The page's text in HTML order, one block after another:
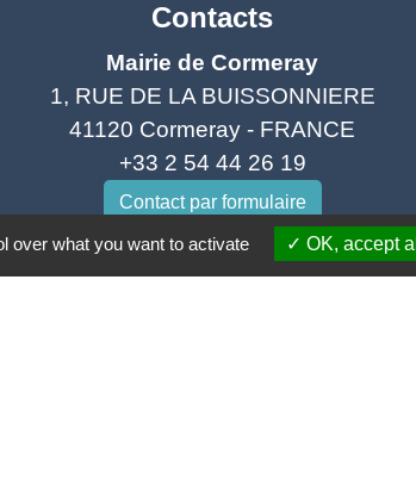
Contacts
Mairie de Cormeray
1, RUE DE LA BUISSONNIERE
41120 Cormeray - FRANCE
+33 2 54 44 26 19
Contact par formulaire
over what you want to activate OK, accept all